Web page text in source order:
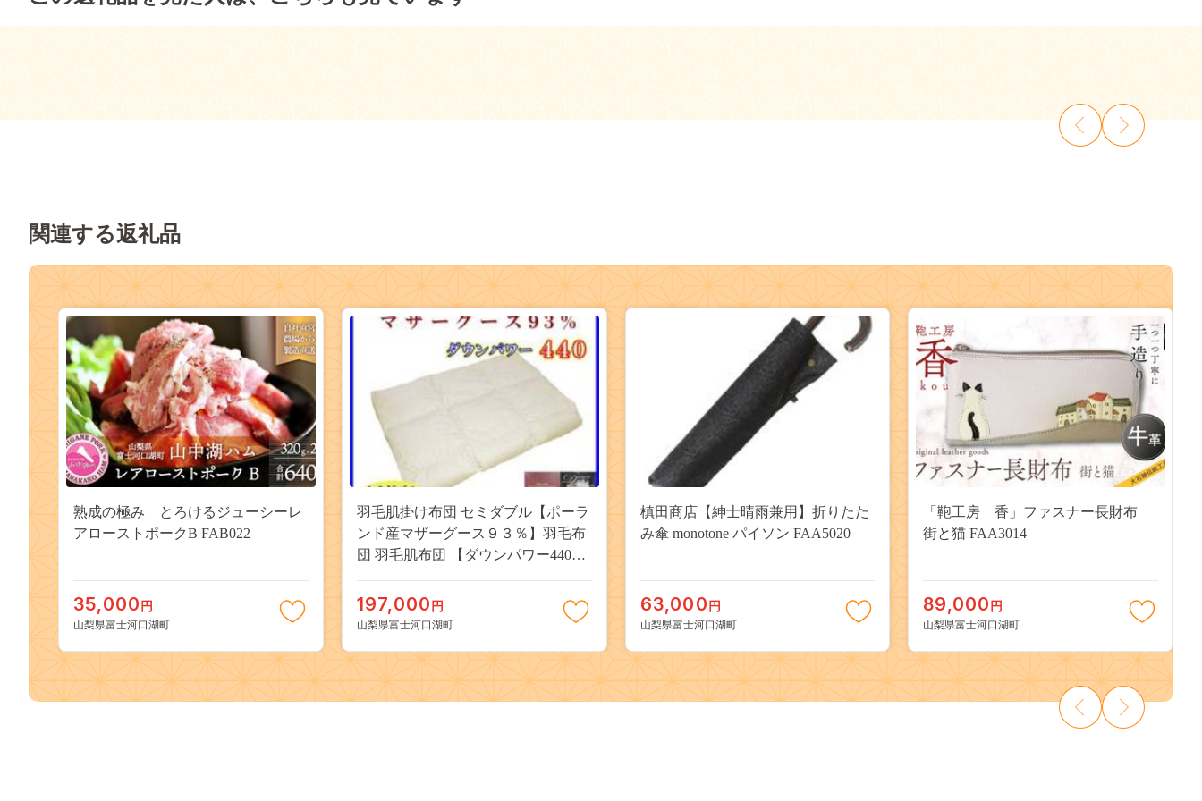
関連する返礼品
熟成の極み とろけるジューシーレ
アローストポークB FAB022
35,000 円
山梨県富士河口湖町
羽毛肌掛け布団 セミダブル【ポーラ
ンド産マザーグース９３％】羽毛布
団 羽毛肌布団 【ダウンパワー440】
毛肌布団170×210cm FAG071
197,000 円
山梨県富士河口湖町
槙田商店【紳士晴雨兼用】折りたた
み傘 monotone パイソン FAA5020
63,000 円
山梨県富士河口湖町
「鞄工房 香」ファスナー長財布
街と猫 FAA3014
89,000 円
山梨県富士河口湖町